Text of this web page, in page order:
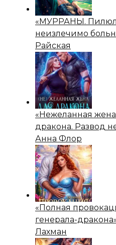
«МУРРАНЫ.
неизлечимо
Райская
«Нежеланная
дракона. Развод
Анна Флор
«Полная
генерала-
Лахман